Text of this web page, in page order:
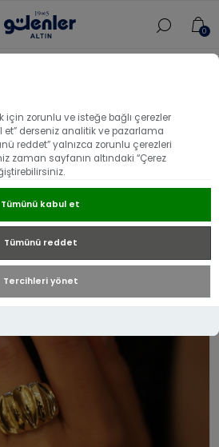
zorunlu ve isteğe bağlı çerezler
et” derseniz analitik ve pazarlama
reddet” yalnızca zorunlu çerezleri
zaman sayfanın altındaki “Çerez
Tümünü kabul et
Tümünü reddet
Tercihleri yönet
0
Damla Figür Yüzük